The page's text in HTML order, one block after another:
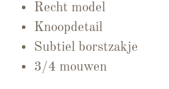
Recht model
Knoopdetail
Subtiel borstzakje
3/4 mouwen